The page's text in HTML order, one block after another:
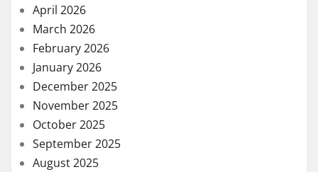
April 2026
March 2026
February 2026
January 2026
December 2025
November 2025
October 2025
September 2025
August 2025